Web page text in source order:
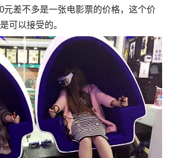
元差不多是一张电影票的价格，这个价
可以接受的。